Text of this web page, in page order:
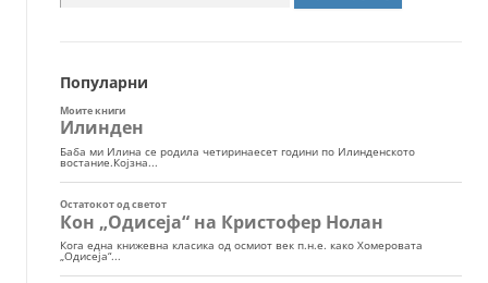
за:
Популарни